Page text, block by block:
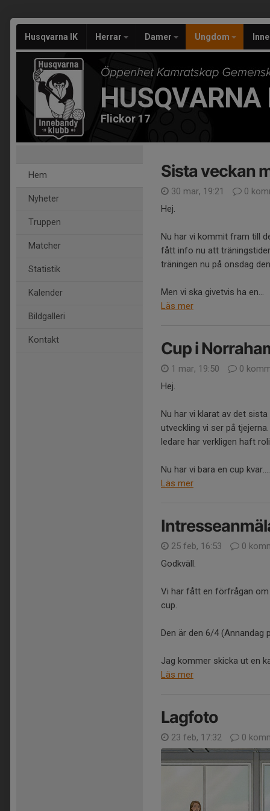
Husqvarna IK Herrar Damer Ungdom
HUSQVARNA
Flickor 17
Hem
Nyheter
Truppen
Matcher
Statistik
Kalender
Bildgalleri
Kontakt
Sista veckan
30 mar, 19:21
0
Hej.
Nu har vi kommit fram till
fått info nu att
träningen nu på onsdag
Men vi ska givetvis ha en...
Läs mer
Cup i
1 mar, 19:50
0
Hej.
Nu har vi klarat av det
utveckling vi ser på
ledare har verkligen haft
Nu har vi bara en cup kvar....
Läs mer
25 feb, 16:53
0
Godkväll.
Vi har fått en förfrågan om
cup.
Den är den 6/4
Jag kommer skicka ut en
Läs mer
Lagfoto
23 feb, 17:32 0